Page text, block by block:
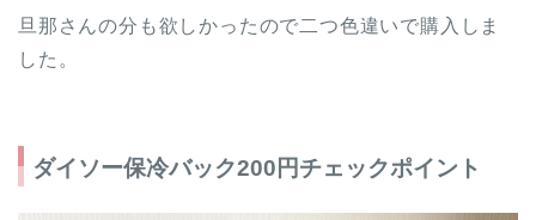
旦那さんの分も欲しかったので二つ色違いで購入しま
した。
ダイソー保冷バック200円チェックポイント